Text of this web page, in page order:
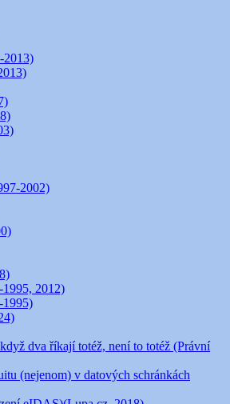
2013)
2002)
2012)
1995)
dva říkají totéž, není to totéž (Právní
(nejenom) v datových schránkách